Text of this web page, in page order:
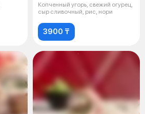
Копченный угорь, свежий огурец,
сыр сливочный, рис, нори
3900 ₸